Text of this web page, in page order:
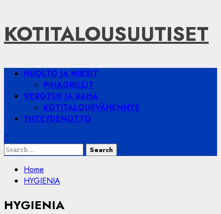
Skip
to
content
KOTITALOUSUUTISET
PrimaryHUOLTO JA NIKSIT
PIHAGRILLIT
VEROTUS JA RAHA
KOTITALOUSVÄHENNYS
YHTEYDENOTTO
Search
Home
HYGIENIA
HYGIENIA